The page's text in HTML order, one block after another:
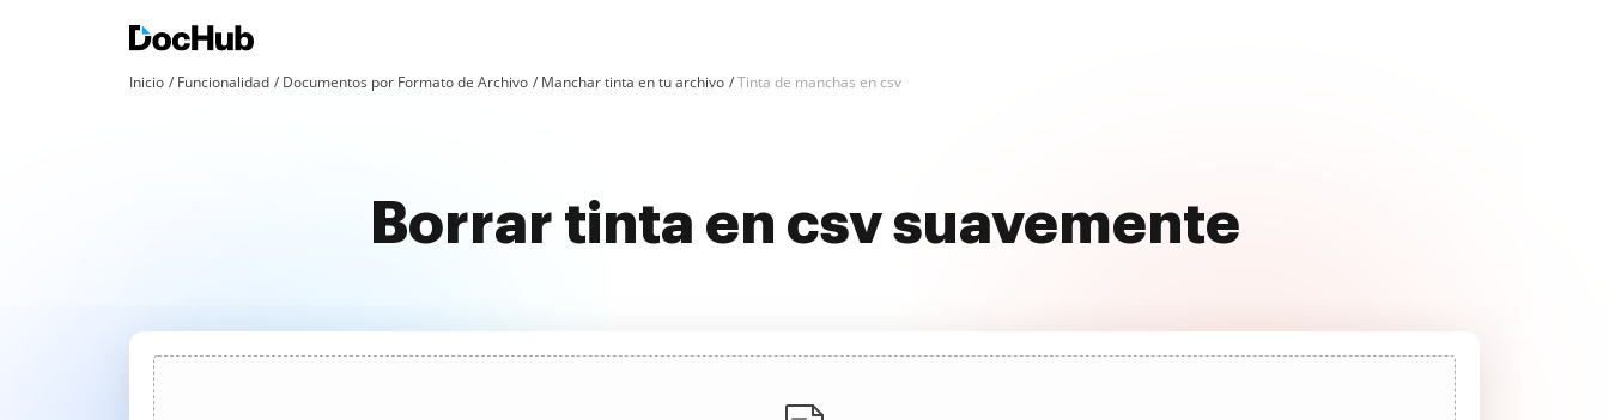
Inicio Funcionalidad Documentos por Formato de Archivo Manchar tinta en tu archivo Tinta de manchas en csv
Borrar tinta en csv suavemente